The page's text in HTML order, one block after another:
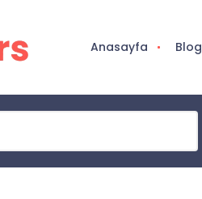
Anasayfa Blog